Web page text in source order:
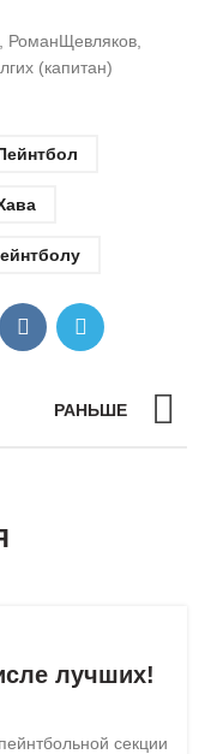
РоманЩевляков,
(капитан)
РАНЬШЕ
лучших!
секции